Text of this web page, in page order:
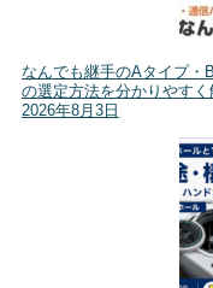
なんでも継手のAタイプ・
の選定方法を分かりやすく
2026年8月3日